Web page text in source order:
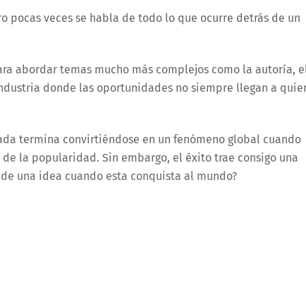
pocas veces se habla de todo lo que ocurre detrás de un
abordar temas mucho más complejos como la autoría,
donde las oportunidades no siempre llegan a
termina convirtiéndose en un fenómeno global cuando
la popularidad. Sin embargo, el éxito trae consigo una
una idea cuando esta conquista al mundo?